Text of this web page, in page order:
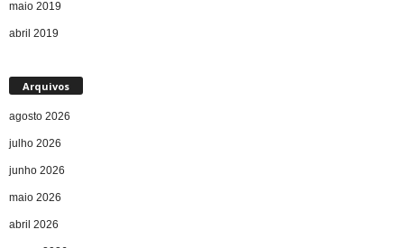
maio 2019
abril 2019
Arquivos
agosto 2026
julho 2026
junho 2026
maio 2026
abril 2026